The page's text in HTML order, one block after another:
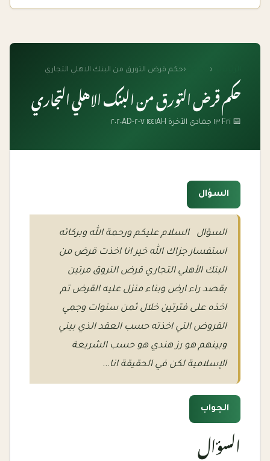
‹
‹حكم قرض التورق من البنك الاهلي التجاري
حكم قرض التورق من البنك الاهلي التجاري
📅 Fri ١٣ جمادى الآخرة ١٤٤١AH ٧-٢-٢٠٢٠AD
السؤال
السؤال السلام عليكم ورحمة الله وبركاته
استفسار جزاك الله خير انا اخذت قرض من
البنك الأهلي التجاري قرض التروق مرتين
بقصد راء ارض وبناء منزل عليه القرض تم
اخذه على فترتين خلال ثمن سنوات وجمي
القروض التي اخذته حسب العقد الذي بيني
وبينهم هو رز هندي هو حسب الشريعة
الإسلامية لكن في الحقيقة انا...
الجواب
السؤال